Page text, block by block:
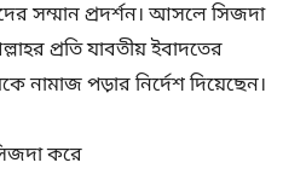
সম্মান প্রদর্শন। আসলে সিজদা
প্রতি যাবতীয় ইবাদতের
নামাজ পড়ার নির্দেশ দিয়েছেন।
করে